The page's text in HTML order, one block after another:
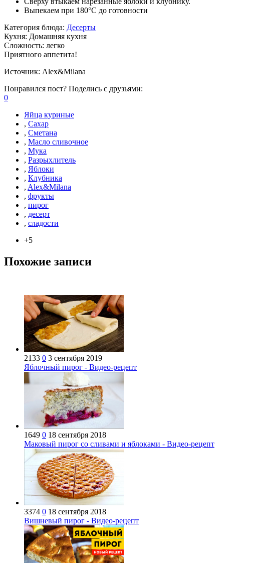
Выпекаем при 180°С до готовности
Категория блюда: Десерты
Кухня: Домашняя кухня
Сложность: легко
Приятного аппетита!
Источник: Alex&Milana
Понравился пост? Поделись с друзьями:
0
Яйца куриные
, Сахар
, Сметана
, Масло сливочное
, Мука
, Разрыхлитель
, Яблоки
, Клубника
, Alex&Milana
, фрукты
, пирог
, десерт
, сладости
+5
Похожие записи
2133 0 3 сентября 2019
Яблочный пирог - Видео-рецепт
1649 0 18 сентября 2018
Маковый пирог со сливами и яблоками - Видео-рецепт
3374 0 18 сентября 2018
Вишневый пирог - Видео-рецепт